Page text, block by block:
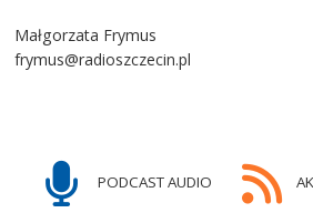
Małgorzata Frymus
frymus@radioszczecin.pl
PODCAST AUDIO